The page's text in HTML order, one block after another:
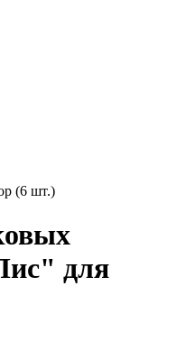
(6 шт.)
для